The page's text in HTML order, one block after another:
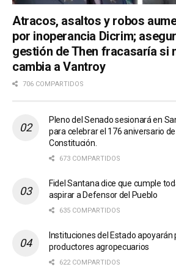
Atracos, asaltos y robos
por inoperancia Dicrim;
gestión de Then fracasaría si
cambia a Vantroy
706 COMPARTIDOS
Pleno del Senado sesionará en
para celebrar el 176 aniversario
Constitución.
673 COMPARTIDOS
Fidel Santana dice que cumple
aspirar a Defensor del Pueblo
635 COMPARTIDOS
Instituciones del Estado apoyarán
productores agropecuarios
622 COMPARTIDOS